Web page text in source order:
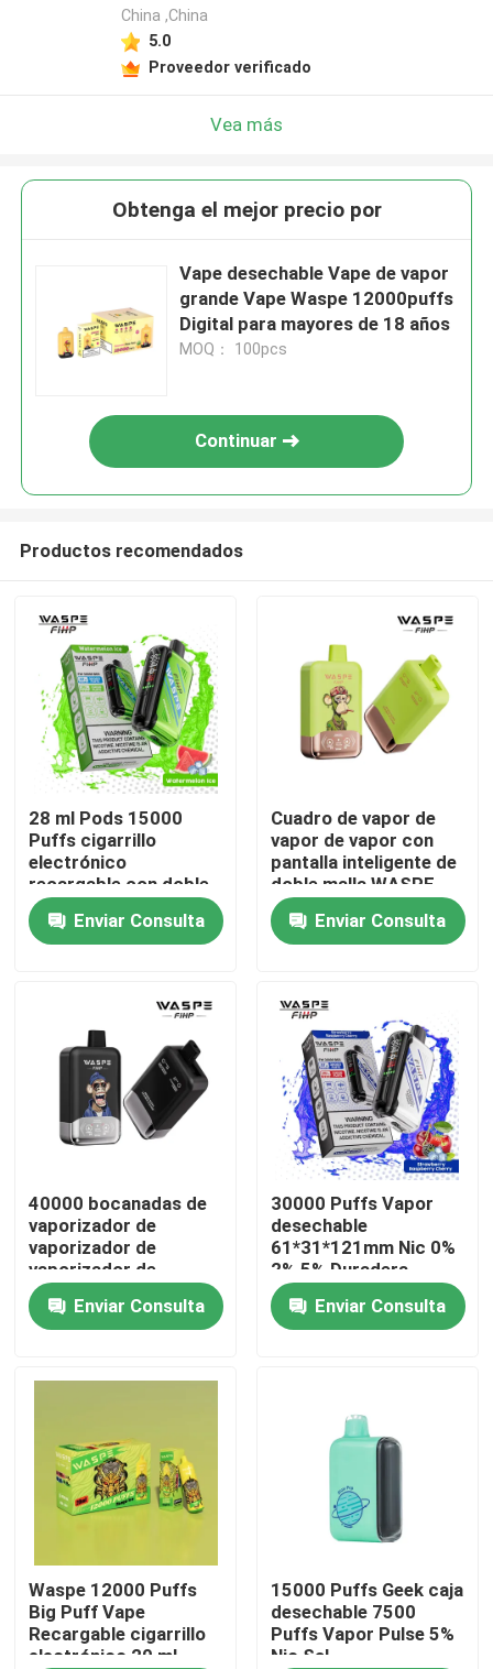
Hogar
Productos
Sobre nosotros
Viaje de la fábrica
Control de calidad
Éntrenos en contacto con
Noticias
Pluma disponible de Vape
Dispositivo disponible de CBD Vape
China ,China
5.0
Proveedor verificado
Vea más
Obtenga el mejor precio por
Vape desechable Vape de vapor
grande Vape Waspe 12000puffs
Digital para mayores de 18 años
MOQ： 100pcs
Continuar
Productos recomendados
28 ml Pods 15000
Puffs cigarrillo
electrónico
recargable con doble
malla bobina y 61 * 31
* 121mm tamaño
Enviar Consulta
Cuadro de vapor de
vapor de vapor con
pantalla inteligente de
doble malla WASPE
FiHP 40K
Enviar Consulta
40000 bocanadas de
vaporizador de
vaporizador de
vaporizador de
vaporizador de
vaporizador de
vaporizador de
Enviar Consulta
30000 Puffs Vapor
desechable
61*31*121mm Nic 0%
2% 5% Duradera
Enviar Consulta
Waspe 12000 Puffs
Big Puff Vape
Recargable cigarrillo
electrónico 20 ml
15000 Puffs Geek caja
desechable 7500
Puffs Vapor Pulse 5%
Nic Sal